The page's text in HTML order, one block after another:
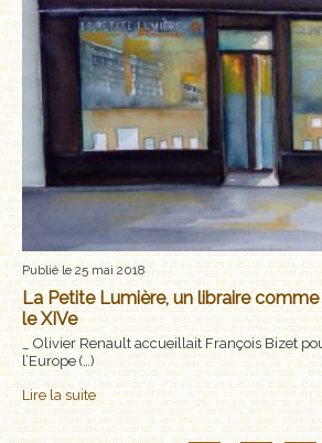
Publié le 25 mai 2018
La Petite Lumière, un libraire
le XIVe
_ Olivier Renault accueillait François Bizet
l’Europe (…)
Lire la suite